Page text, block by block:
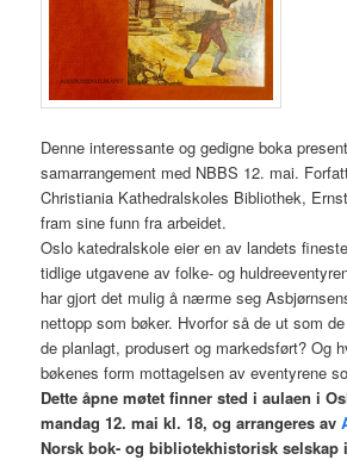
Denne interessante og gedigne boka
samarrangement med NBBS 12. mai.
Christiania Kathedralskoles Bibliothek,
fram sine funn fra arbeidet.
Oslo katedralskole eier en av landets
tidlige utgavene av folke- og
har gjort det mulig å nærme seg
nettopp som bøker. Hvorfor så de ut som
de planlagt, produsert og markedsført? Og
bøkenes form mottagelsen av eventyrene
Dette åpne møtet finner sted i aulaen i
mandag 12. mai kl. 18, og arrangeres av
Norsk bok- og bibliotekhistorisk selskap